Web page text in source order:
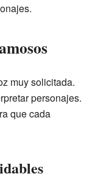
muy solicitada.
personajes.
que cada